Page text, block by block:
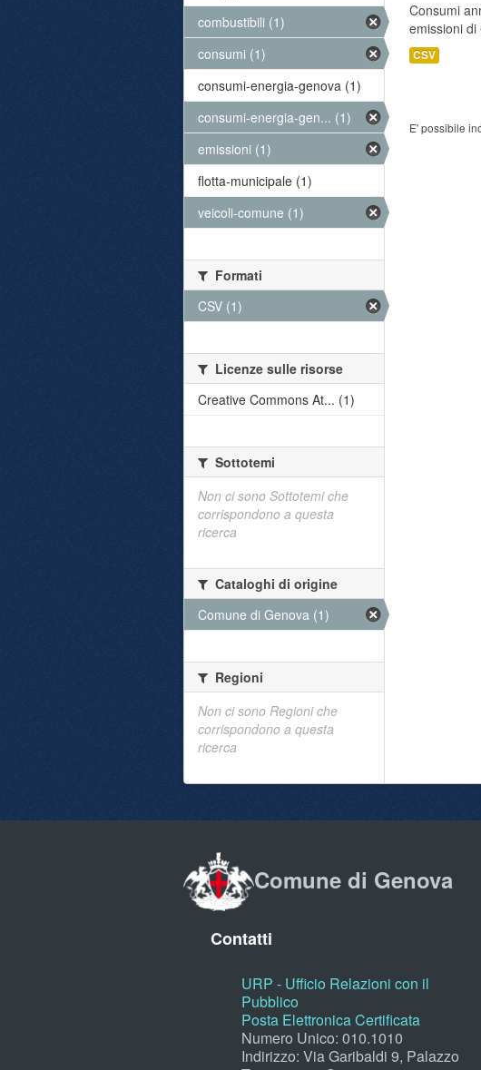
Consumi
emissioni
CSV
E' possibile
combustibili (1)
consumi (1)
consumi-energia-genova (1)
consumi-energia-gen... (1)
emissioni (1)
flotta-municipale (1)
veicoli-comune (1)
Formati
CSV (1)
Licenze sulle risorse
Creative Commons At... (1)
Sottotemi
Non ci sono Sottotemi che
corrispondono a questa
ricerca
Cataloghi di origine
Comune di Genova (1)
Regioni
Non ci sono Regioni che
corrispondono a questa
ricerca
Comune di Genova
Contatti
URP - Ufficio Relazioni con il
Pubblico
Posta Elettronica Certificata
Numero Unico: 010.1010
Indirizzo: Via Garibaldi 9, Palazzo